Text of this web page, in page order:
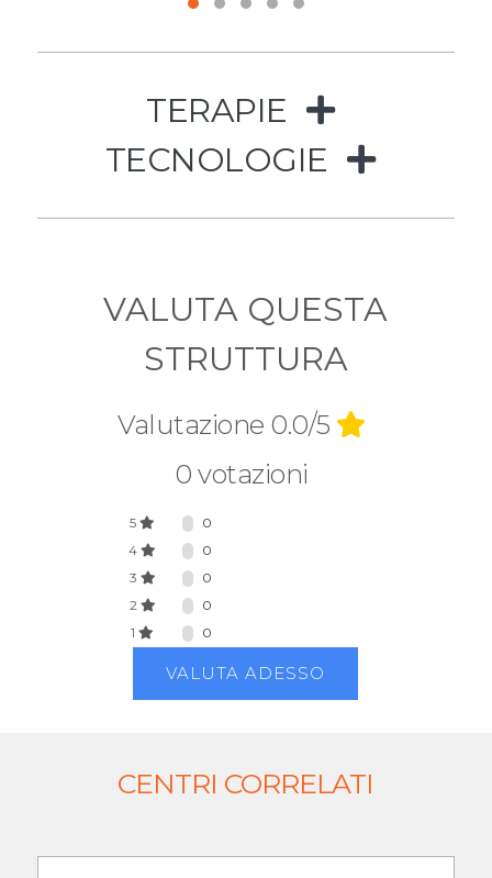
TERAPIE
TECNOLOGIE
VALUTA QUESTA
STRUTTURA
Valutazione 0.0/5
0 votazioni
5
0
4
0
3
0
2
0
1
0
VALUTA ADESSO
CENTRI CORRELATI